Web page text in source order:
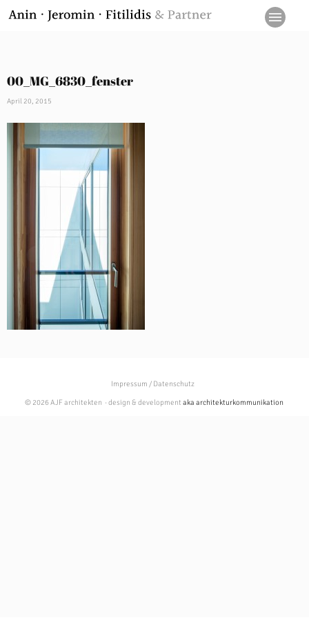
00_MG_6830_fenster
April 20, 2015
Impressum / Datenschutz
© 2026 AJF architekten · design & developmentaka architekturkommunikation